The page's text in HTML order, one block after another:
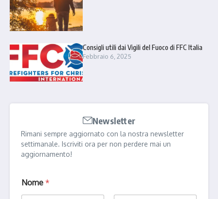
Consigli utili dai Vigili del Fuoco di FFC Italia
Febbraio 6, 2025
Newsletter
Rimani sempre aggiornato con la nostra newsletter
settimanale. Iscriviti ora per non perdere mai un
aggiornamento!
Nome *